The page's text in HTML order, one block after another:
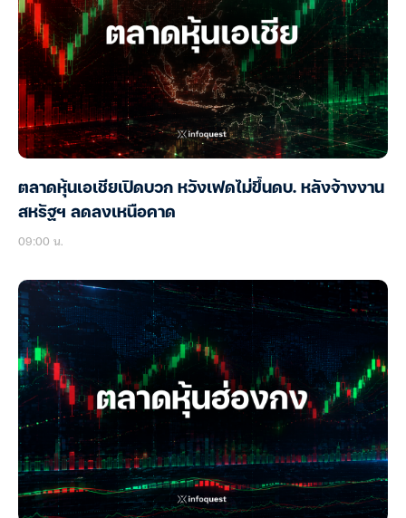
ตลาดหุ้นเอเชียเปิดบวก หวังเฟดไม่ขึ้นดบ. หลังจ้างงาน
สหรัฐฯ ลดลงเหนือคาด
09:00 น.